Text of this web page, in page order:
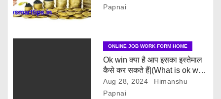
Papnai
ONLINE JOB WORK FORM HOME
Ok win क्या है आप इसका इस्तेमाल
कैसे कर सकते हैं|(What is ok win
and how can you use it)
Aug 28, 2024
Himanshu
Papnai